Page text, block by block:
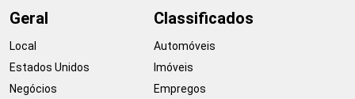
Geral
Local
Estados Unidos
Negócios
Classificados
Automóveis
Imóveis
Empregos